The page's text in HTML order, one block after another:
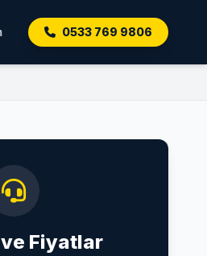
0533 769 9806
Fiyatlar